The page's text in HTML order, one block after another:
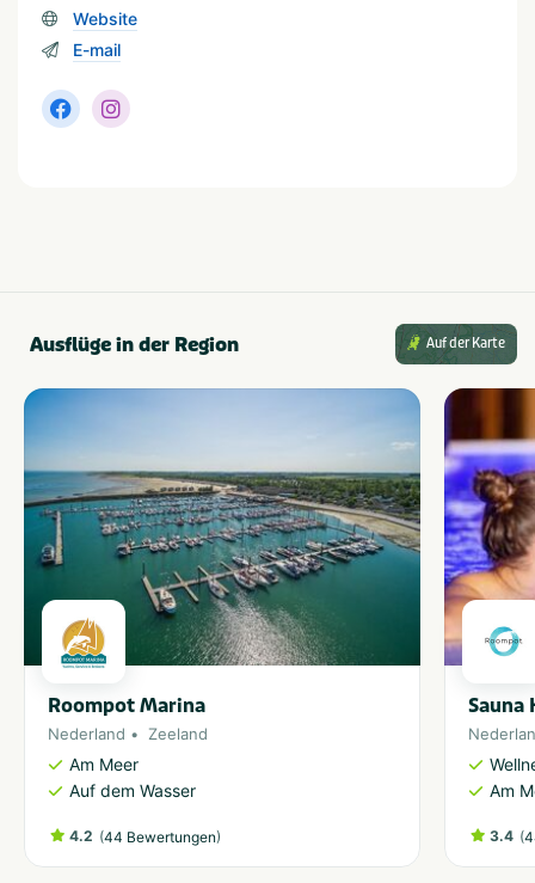
Website
E-mail
Ausflüge in der Region Auf der Karte
Roompot Marina
Nederland Zeeland
Am Meer
Auf dem Wasser
4.2 (44 Bewertungen)
Sauna
Am
3.4 (